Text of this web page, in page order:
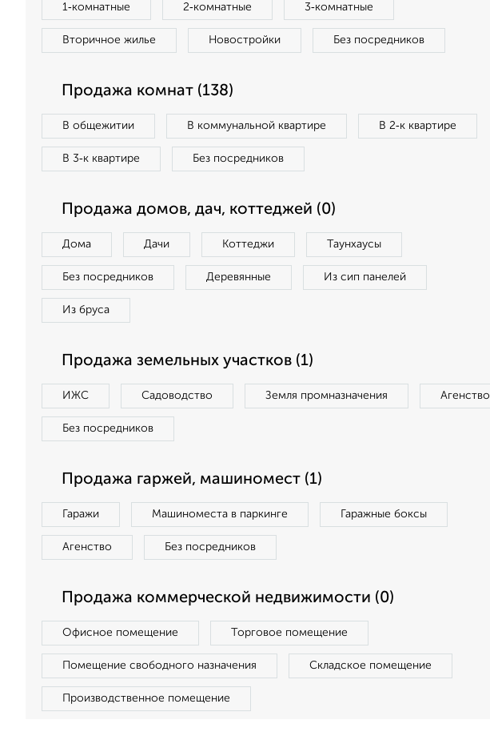
1‑комнатные 2‑комнатные 3‑комнатные
Вторичное жилье Новостройки Без посредников
Продажа комнат (138)
В общежитии В коммунальной квартире В 2‑к квартире
В 3‑к квартире Без посредников
Продажа домов, дач, коттеджей (0)
Дома Дачи Коттеджи Таунхаусы
Без посредников Деревянные Из сип панелей
Из бруса
Продажа земельных участков (1)
ИЖС Садоводство Земля промназначения Агенство
Без посредников
Продажа гаржей, машиномест (1)
Гаражи Машиноместа в паркинге Гаражные боксы
Агенство Без посредников
Продажа коммерческой недвижимости (0)
Офисное помещение Торговое помещение
Помещение свободного назначения Складское помещение
Производственное помещение